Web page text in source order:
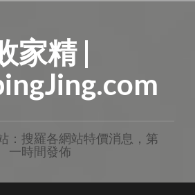
家精 |
：搜羅各網站特價消息，第
一時間發佈